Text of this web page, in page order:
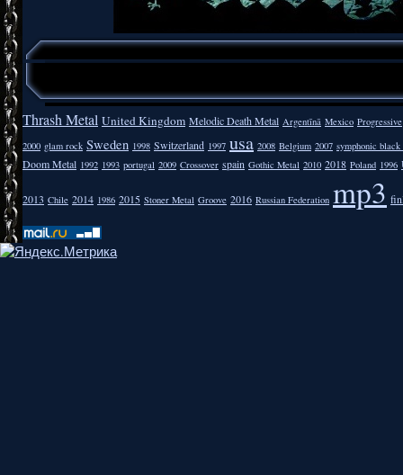
Thrash Metal United Kingdom Melodic Death Metal Argentīnā Mexico Progressive
2000 glam rock Sweden 1998 Switzerland 1997 usa 2008 Belgium 2007 symphonic
Doom Metal 1992 1993 portugal 2009 Crossover spain Gothic Metal 2010 2018 Poland 1996
2013 Chile 2014 1986 2015 Stoner Metal Groove 2016 Russian Federation mp3